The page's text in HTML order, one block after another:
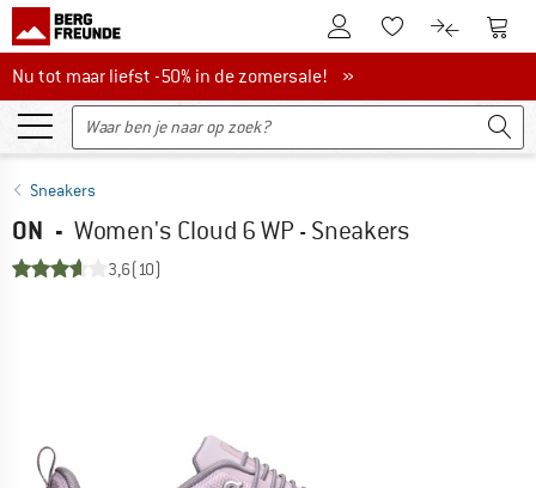
De klantenaccount
Naar deNaar de
Nu tot maar liefst -50% in de zomersale!
Nu tot maar liefst -50% in de zomersale! »
Sneakers
ON - Women's Cloud 6 WP - Sneakers
3,6(10)